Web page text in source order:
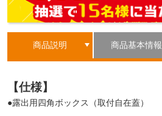
商品説明 商品基本情報
【仕様】
●露出用四角ボックス（取付自在蓋）